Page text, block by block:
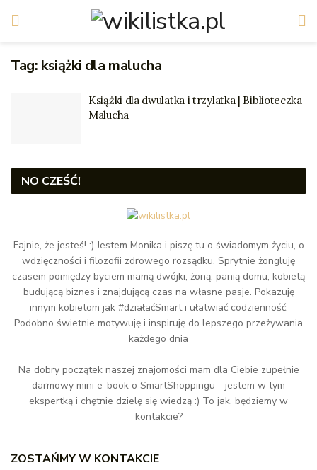
Tag: książki dla malucha
Książki dla dwulatka i trzylatka | Biblioteczka
Malucha
NO CZEŚĆ!
Fajnie, że jesteś! :) Jestem Monika i piszę tu o świadomym życiu, o
wdzięczności i filozofii zdrowego rozsądku. Sprytnie żongluję
czasem pomiędzy byciem mamą dwójki, żoną, panią domu, kobietą
budującą biznes i znajdującą czas na własne pasje. Pokazuję
innym kobietom jak #działaćSmart i ułatwiać codzienność.
Podobno świetnie motywuję i inspiruję do lepszego przeżywania
każdego dnia
Na dobry początek naszej znajomości mam dla Ciebie zupełnie
darmowy mini e-book o SmartShoppingu - jestem w tym
ekspertką i chętnie dzielę się wiedzą :) To jak, będziemy w
kontakcie?
ZOSTAŃMY W KONTAKCIE